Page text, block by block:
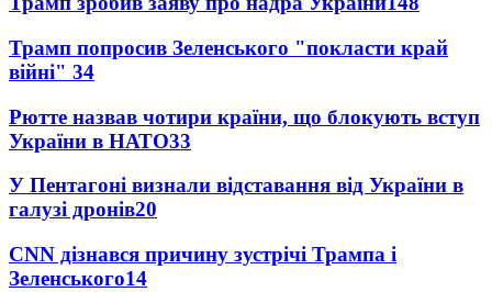
Трамп попросив Зеленського "покласти край
війні" 34
Рютте назвав чотири країни, що блокують вступ
України в НАТО33
У Пентагоні визнали відставання від України в
галузі дронів20
CNN дізнався причину зустрічі Трампа і
Зеленського14